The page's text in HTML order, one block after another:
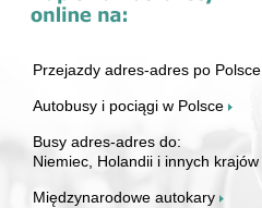
Przejazdy adres-adres po Polsce
Autobusy i pociągi w Polsce
Busy adres-adres do:
Niemiec, Holandii i innych krajów
Międzynarodowe autokary